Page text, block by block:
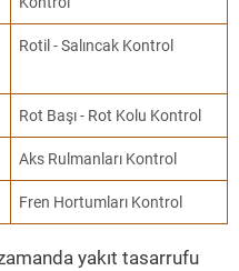
Rotil - Salıncak Kontrol
Rot Başı - Rot Kolu Kontrol
Aks Rulmanları Kontrol
Fren Hortumları Kontrol
yakıt tasarrufu